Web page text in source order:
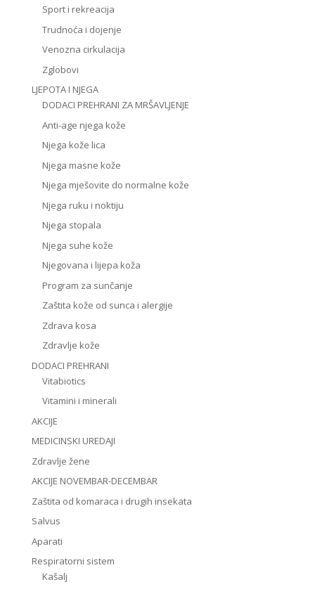
Sport i rekreacija
Trudnoća i dojenje
Venozna cirkulacija
Zglobovi
LJEPOTA I NJEGA
DODACI PREHRANI ZA MRŠAVLJENJE
Anti-age njega kože
Njega kože lica
Njega masne kože
Njega mješovite do normalne kože
Njega ruku i noktiju
Njega stopala
Njega suhe kože
Njegovana i lijepa koža
Program za sunčanje
Zaštita kože od sunca i alergije
Zdrava kosa
Zdravlje kože
DODACI PREHRANI
Vitabiotics
Vitamini i minerali
AKCIJE
MEDICINSKI UREDAJI
Zdravlje žene
AKCIJE NOVEMBAR-DECEMBAR
Zaštita od komaraca i drugih insekata
Salvus
Aparati
Respiratorni sistem
Kašalj